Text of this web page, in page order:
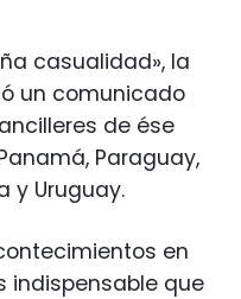
casualidad», la
un comunicado
de ése
Paraguay,
y Uruguay.
en
indispensable que